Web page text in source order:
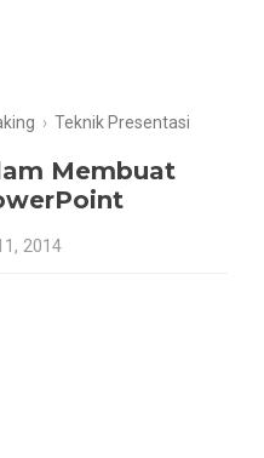
› Teknik Presentasi
Membuat
2014